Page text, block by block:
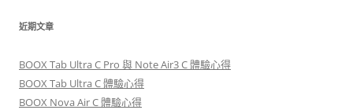
鍵
:
近期文章
BOOX Tab Ultra C Pro 與 Note Air3 C 體驗心得
BOOX Tab Ultra C 體驗心得
BOOX Nova Air C 體驗心得